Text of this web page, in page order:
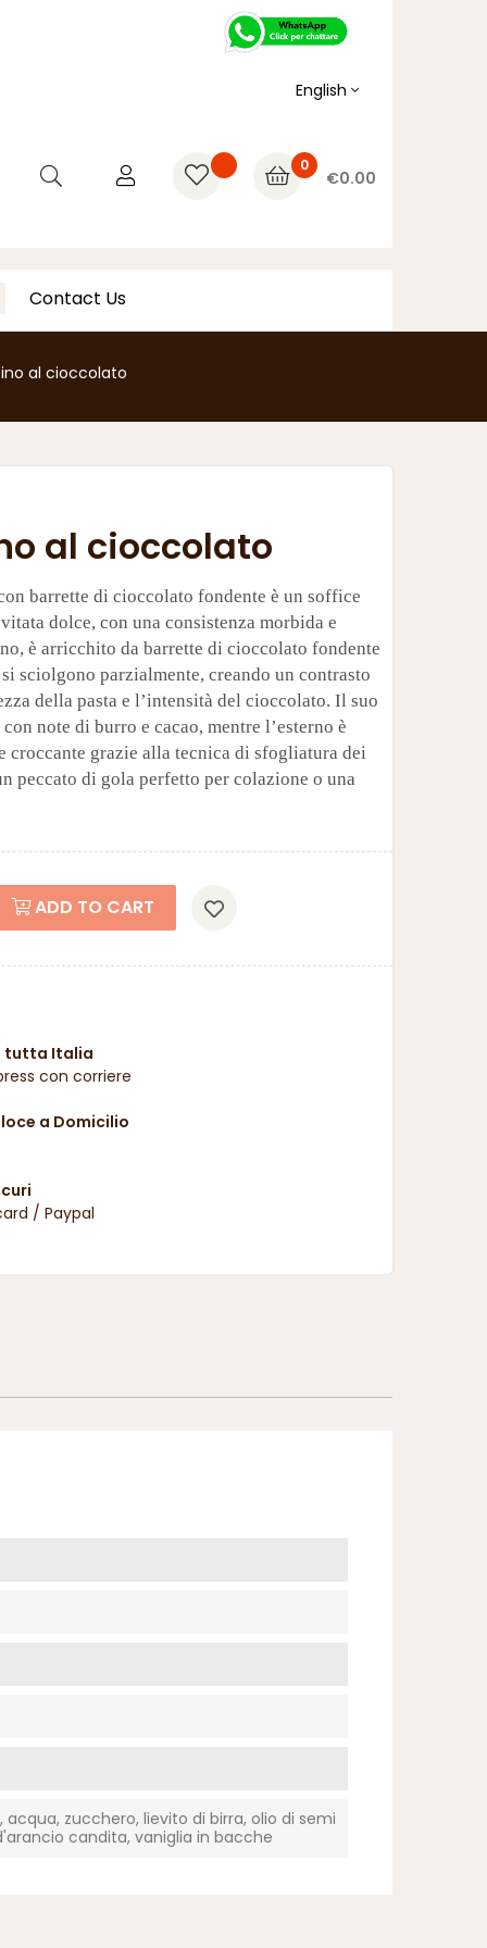
English
0
€0.00
Contact Us
al cioccolato
al cioccolato
barrette di cioccolato fondente è un soffice
dolce, con una consistenza morbida e
è arricchito da barrette di cioccolato fondente
sciolgono parzialmente, creando un contrasto
della pasta e l’intensità del cioccolato. Il suo
note di burro e cacao, mentre l’esterno è
croccante grazie alla tecnica di sfogliatura dei
peccato di gola perfetto per colazione o una
ADD TO CART
tutta Italia
con corriere
a Domicilio
/ Paypal
zucchero, lievito di birra, olio di semi
candita, vaniglia in bacche